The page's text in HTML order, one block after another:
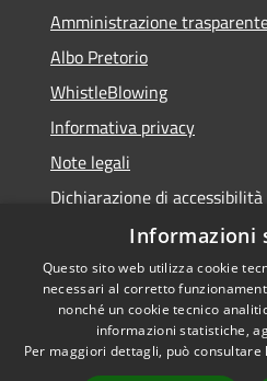
Amministrazione
Albo Pretorio
WhistleBlowing
Informativa privacy
Note legali
Dichiarazione di accessibilità
Accessibilità
Privacy
Informazioni
Questo sito web utilizza cookie
necessari al corretto
nonché un cookie tecnico
informazioni statistiche,
Per maggiori dettagli, può consultare